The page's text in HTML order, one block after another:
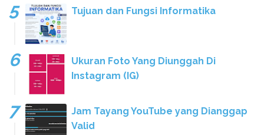
Tujuan dan Fungsi Informatika
Ukuran Foto Yang Diunggah Di
Instagram (IG)
Jam Tayang YouTube yang Dianggap
Valid